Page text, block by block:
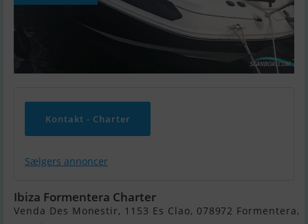
Kontakt - Charter
Sælgers annoncer
Ibiza Formentera Charter
Venda Des Monestir, 1153 Es Clao, 078972 Formentera,